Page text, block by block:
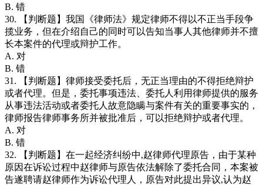
B. 错
30. 【判断题】我国《律师法》规定律师不得以不正当手段争
揽业务，但在介绍自己的同时可以告知当事人其他律师并不擅
长本案件的代理或辩护工作。
A. 对
B. 错
31. 【判断题】律师接受委托后，无正当理由的不得拒绝辩护
或者代理。但是，委托事项违法、委托人利用律师提供的服务
从事违法活动或者委托人故意隐瞒与案件有关的重要事实的，
律师报告律师事务所并被批准后，可以拒绝辩护或者代理。
A. 对
B. 错
32. 【判断题】在一起经济纠纷中,赵律师代理原告，由于某种
原因在诉讼过程中赵律师与原告依法解除了委托合同，本案被
告遂聘请赵律师作为诉讼代理人，原告对此提出异议,认为赵